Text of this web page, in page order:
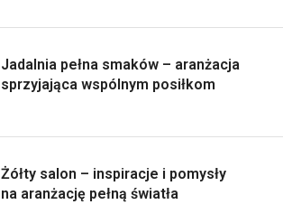
Jadalnia pełna smaków – aranżacja
sprzyjająca wspólnym posiłkom
Żółty salon – inspiracje i pomysły
na aranżację pełną światła